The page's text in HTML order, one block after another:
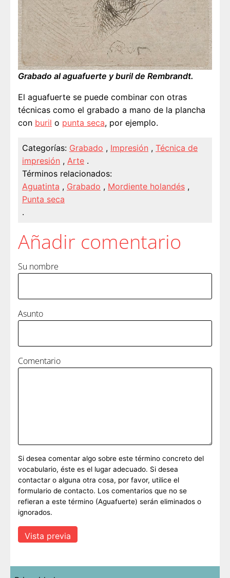
Grabado al aguafuerte y buril de Rembrandt.
El aguafuerte se puede combinar con otras
técnicas como el grabado a mano de la plancha
con buril o punta seca, por ejemplo.
Categorías: Grabado , Impresión , Técnica de
impresión , Arte .
Términos relacionados:
Aguatinta , Grabado , Mordiente holandés ,
Punta seca
.
Añadir comentario
Su nombre
Asunto
Comentario
Si desea comentar algo sobre este término concreto del
vocabulario, éste es el lugar adecuado. Si desea
contactar o alguna otra cosa, por favor, utilice el
formulario de contacto. Los comentarios que no se
refieran a este término (Aguafuerte) serán eliminados o
ignorados.